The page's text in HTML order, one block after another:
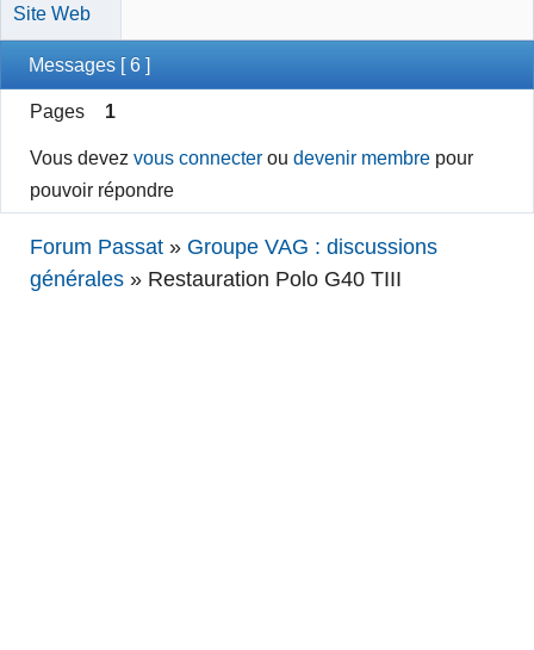
Site Web
Messages [ 6 ]
Pages 1
Vous devezvous connecter oudevenir membre pour
pouvoir répondre
Forum Passat » Groupe VAG : discussions
générales » Restauration Polo G40 TIII